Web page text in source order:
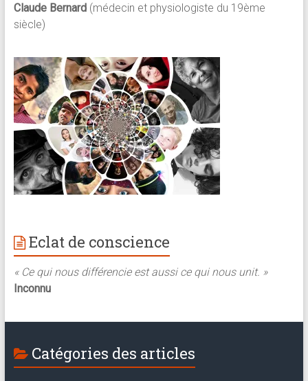
Claude Bernard (médecin et physiologiste du 19ème
siècle)
Eclat de conscience
« Ce qui nous différencie est aussi ce qui nous unit. »
Inconnu
Catégories des articles